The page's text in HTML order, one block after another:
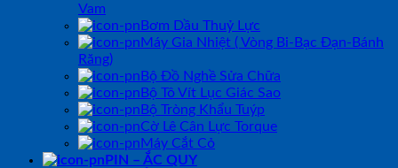
Vam
Bơm Dầu Thuỷ Lực
Máy Gia Nhiệt ( Vòng Bi-Bạc Đạn-Bánh
Răng)
Bộ Đồ Nghề Sửa Chữa
Bộ Tô Vít Lục Giác Sao
Bộ Tròng Khẩu Tuýp
Cờ Lê Cân Lực Torque
Máy Cắt Cỏ
PIN – ẮC QUY